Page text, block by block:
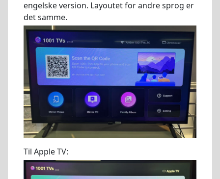
engelske version. Layoutet for andre sprog er
det samme.
Til Apple TV: